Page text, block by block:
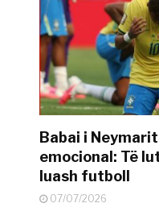
Babai i Neymarit
emocional: Të
luash futboll
07/07/2026